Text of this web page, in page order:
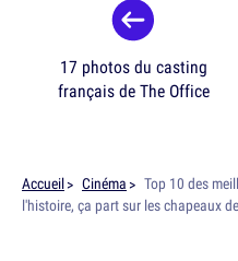
17 photos du casting
français de The Office
Accueil Cinéma
Top 10 des
l'histoire, ça part sur les chapeaux